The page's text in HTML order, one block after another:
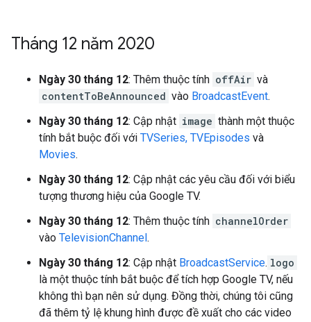
Tháng 12 năm 2020
Ngày 30 tháng 12: Thêm thuộc tính offAir và
contentToBeAnnounced vào BroadcastEvent.
Ngày 30 tháng 12: Cập nhật image thành một thuộc
tính bắt buộc đối với TVSeries, TVEpisodes và
Movies.
Ngày 30 tháng 12: Cập nhật các yêu cầu đối với biểu
tượng thương hiệu của Google TV.
Ngày 30 tháng 12: Thêm thuộc tính channelOrder
vào TelevisionChannel.
Ngày 30 tháng 12: Cập nhật BroadcastService. logo
là một thuộc tính bắt buộc để tích hợp Google TV, nếu
không thì bạn nên sử dụng. Đồng thời, chúng tôi cũng
đã thêm tỷ lệ khung hình được đề xuất cho các video